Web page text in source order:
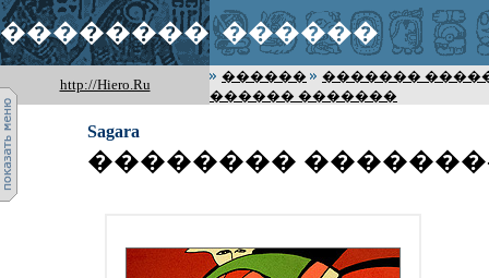
�������� ������
http://Hiero.Ru ������
�������
������ �������
Sagara
��������